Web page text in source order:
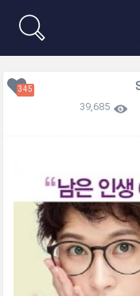
345
39,685